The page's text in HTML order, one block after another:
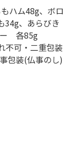
ハム48g、ボロ
34g、あらびき
ー 各85g
可・二重包装
包装(仏事のし)